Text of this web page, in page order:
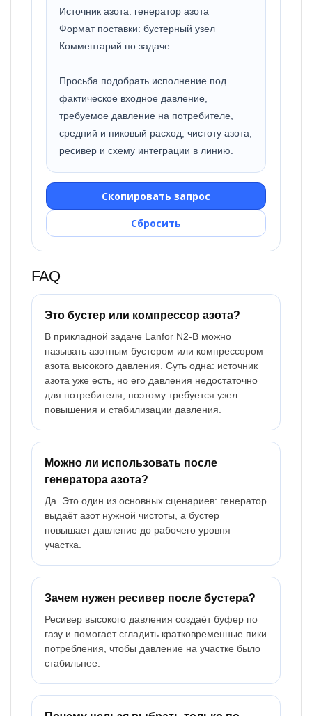
Источник азота: генератор азота
Формат поставки: бустерный узел
Комментарий по задаче: —
Просьба подобрать исполнение под
фактическое входное давление,
требуемое давление на потребителе,
средний и пиковый расход, чистоту азота,
ресивер и схему интеграции в линию.
Скопировать запрос
Сбросить
FAQ
Это бустер или компрессор азота?
В прикладной задаче Lanfor N2-B можно
называть азотным бустером или компрессором
азота высокого давления. Суть одна: источник
азота уже есть, но его давления недостаточно
для потребителя, поэтому требуется узел
повышения и стабилизации давления.
Можно ли использовать после
генератора азота?
Да. Это один из основных сценариев: генератор
выдаёт азот нужной чистоты, а бустер
повышает давление до рабочего уровня
участка.
Зачем нужен ресивер после бустера?
Ресивер высокого давления создаёт буфер по
газу и помогает сгладить кратковременные пики
потребления, чтобы давление на участке было
стабильнее.